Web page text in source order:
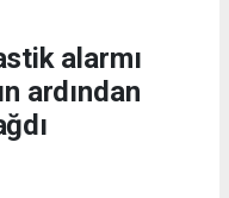
alarmı
ardından